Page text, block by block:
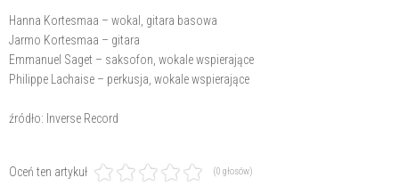
Hanna Kortesmaa – wokal, gitara basowa
Jarmo Kortesmaa – gitara
Emmanuel Saget – saksofon, wokale wspierające
Philippe Lachaise – perkusja, wokale wspierające
źródło: Inverse Record
Oceń ten artykuł (0 głosów)